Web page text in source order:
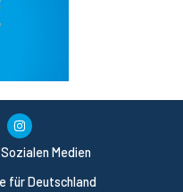
für Deutschland
Medien